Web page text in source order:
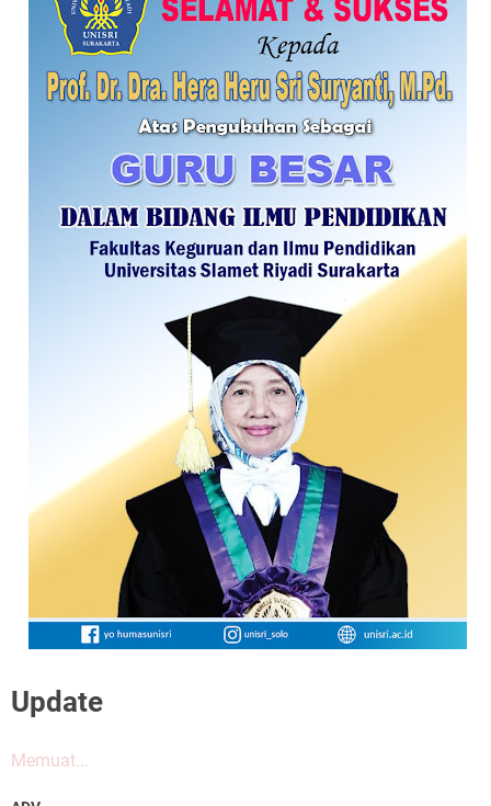
Update
Memuat...